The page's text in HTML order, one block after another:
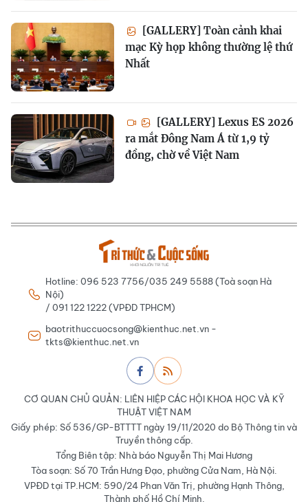
[GALLERY] Toàn cảnh khai
mạc Kỳ họp không thường lệ thứ
Nhất
[GALLERY] Lexus ES 2026
ra mắt Đông Nam Á từ 1,9 tỷ
đồng, chờ về Việt Nam
Hotline: 096 523 7756/035 249 5588 (Toà soạn Hà
Nội)
/ 091 122 1222 (VPĐD TPHCM)
baotrithuccuocsong@kienthuc.net.vn -
tkts@kienthuc.net.vn
CƠ QUAN CHỦ QUẢN: LIÊN HIỆP CÁC HỘI KHOA HỌC VÀ KỸ
THUẬT VIỆT NAM
Giấy phép: Số 536/GP-BTTTT ngày 19/11/2020 do Bộ Thông tin và
Truyền thông cấp.
Tổng Biên tập: Nhà báo Nguyễn Thị Mai Hương
Tòa soạn: Số 70 Trần Hưng Đạo, phường Cửa Nam, Hà Nội.
VPĐD tại TP.HCM: 590/24 Phan Văn Trị, phường Hạnh Thông,
Thành phố Hồ Chí Minh.